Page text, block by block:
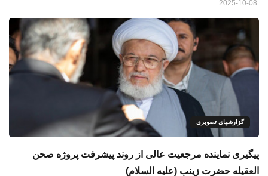
گزارشهای تصویری
پیگیری نماینده مرجعیت عالی از روند پیشرفت پروژه صحن
العقیله حضرت زینب (علیه السلام)